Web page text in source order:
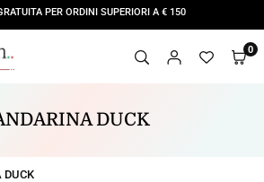
PER ORDINI SUPERIORI A € 150
0
DUCK
DUCK